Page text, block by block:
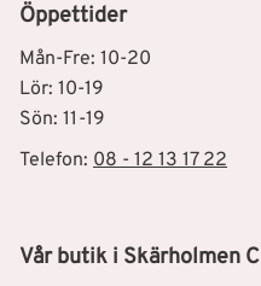
Öppettider
Mån-Fre: 10-20
Lör: 10-19
Sön: 11-19
Telefon: 08 - 12 13 17 22
Vår butik i Skärholmen C